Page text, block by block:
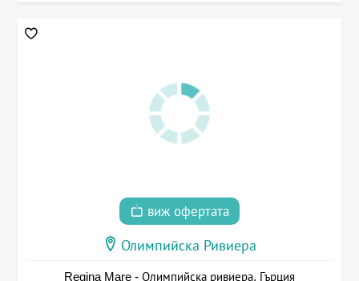
виж офертата
Олимпийска Ривиера
Regina Mare - Олимпийска ривиера, Гърция